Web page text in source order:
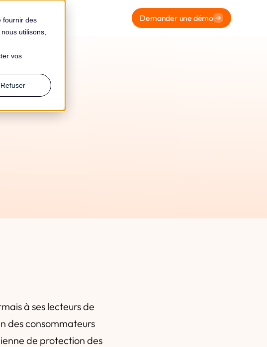
fournir des
utilisons,
vos
Refuser
Demander une démo
à ses lecteurs de
des consommateurs
de protection des